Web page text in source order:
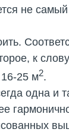
не
к
25 м2.
одна и